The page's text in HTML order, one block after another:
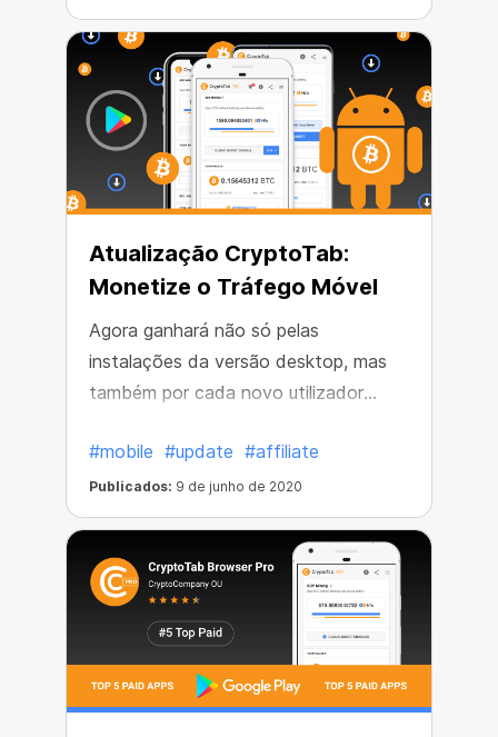
facilitar a utilização do СryptoTab e
manter separadores do seu progresso.
O separador Mining redesenhado é um
deleite para os olhos e de utilização
fácil.
Atualização CryptoTab:
Monetize o Tráfego Móvel
Agora ganhará não só pelas
instalações da versão desktop, mas
também por cada novo utilizador
uma recompensa garantida de $2 por
instalar a versão Básica ou a PRO da
aplicação Android! Atraia utilizadores
móveis do CryptoTab e aumente o
seu rendimento. Tão simples quanto
isso.
#mobile #update #affiliate
Publicados: 9 de junho de 2020